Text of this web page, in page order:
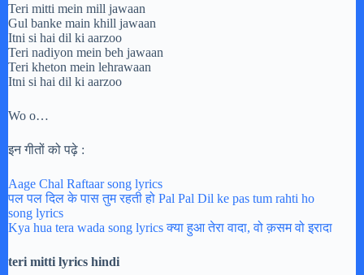
Teri mitti mein mill jawaan
Gul banke main khill jawaan
Itni si hai dil ki aarzoo
Teri nadiyon mein beh jawaan
Teri kheton mein lehrawaan
Itni si hai dil ki aarzoo
Wo o…
इन गीतों को पढ़े :
Aage Chal Raftaar song lyrics
पल पल दिल के पास तुम रहती हो Pal Pal Dil ke pas tum rahti ho
song lyrics
Kya hua tera wada song lyrics क्या हुआ तेरा वादा, वो क़सम वो इरादा
teri mitti lyrics hindi